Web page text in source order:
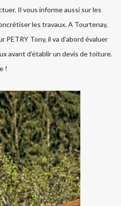
Il vous informe aussi sur les
les travaux. A Tourtenay,
PETRY Tony, il va d’abord évaluer
avant d’établir un devis de toiture.
!